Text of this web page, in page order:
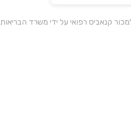
קנאביס רפואי על ידי משרד הבריאות